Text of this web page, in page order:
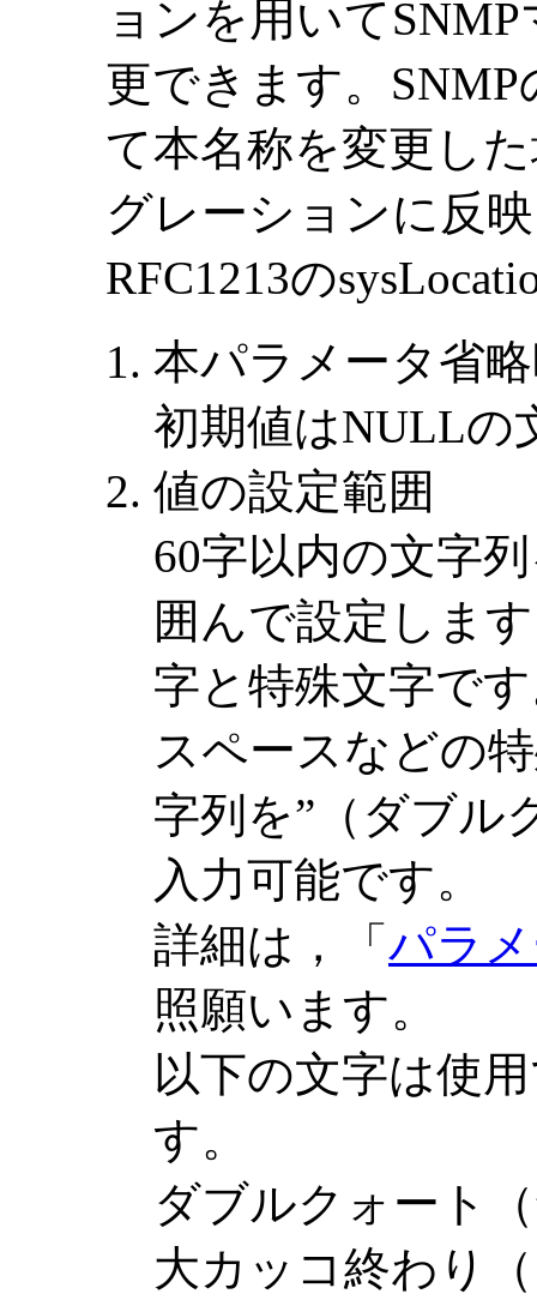
ョンを用いて
更できます。
て本名称を変更し
グレーションに反
RFC1213の
本パラメータ省
初期値はNULLの
値の設定範囲
60字以内の文字
囲んで設定しま
字と特殊文字で
スペースなどの
字列を”（ダブル
入力可能です。
詳細は，「 パラ
照願います。
以下の文字は使
す。
ダブルクォート
大カッコ終わり